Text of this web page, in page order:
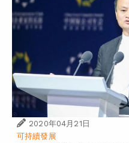
2020年04月21日
可持續發展